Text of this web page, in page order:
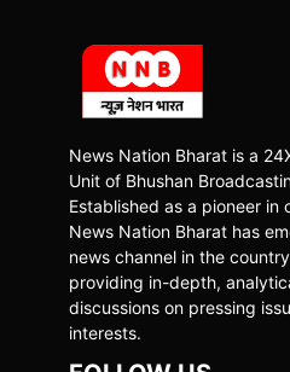
News Nation Bharat is a
Unit of Bhushan
Established as a pioneer
News Nation Bharat has
news channel in the
providing in-depth,
discussions on pressing
interests.